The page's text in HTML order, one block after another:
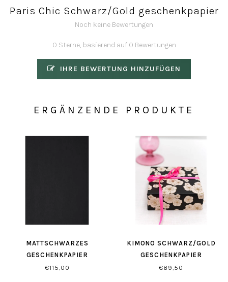
Paris Chic Schwarz/Gold geschenkpapier
Noch keine Bewertungen
0 Sterne, basierend auf 0 Bewertungen
IHRE BEWERTUNG HINZUFÜGEN
ERGÄNZENDE PRODUKTE
MATTSCHWARZES
GESCHENKPAPIER
€115,00
KIMONO SCHWARZ/GOLD
GESCHENKPAPIER
€89,50